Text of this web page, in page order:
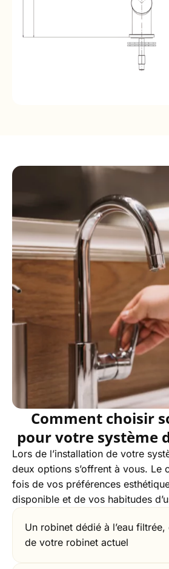
Comment choisir
pour votre système
Lors de l’installation de votre
deux options s’offrent à vous. Le
fois de vos préférences
disponible et de vos habitudes
Un robinet dédié à l’eau
de votre robinet actuel